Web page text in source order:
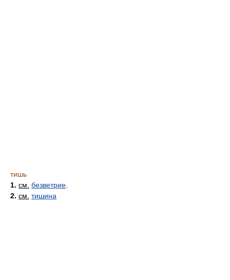
тишь
1. см. безветрие
2. см. тишина